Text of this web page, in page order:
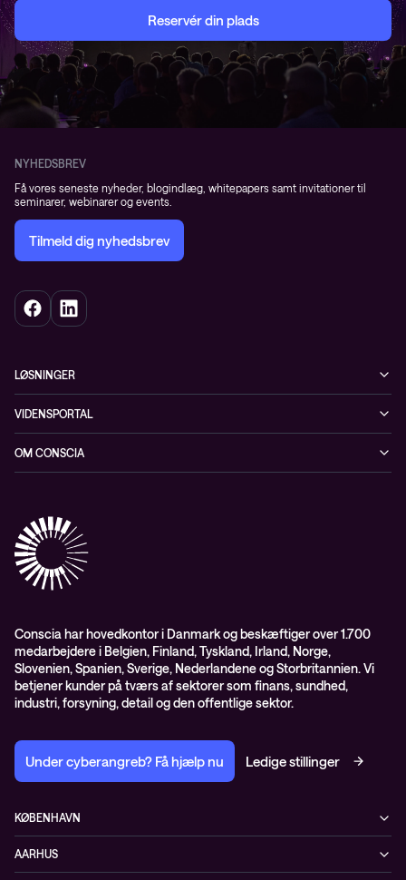
Reservér din plads
NYHEDSBREV
Få vores seneste nyheder, blogindlæg, whitepapers samt invitationer til
seminarer, webinarer og events.
Tilmeld dig nyhedsbrev
LØSNINGER
Netværk
Datacenter & Cloud
Observability
Conscia Managed Services
Conscia Services
VIDENSPORTAL
Events
Videoer
Whitepapers
OM CONSCIA
Partnere
Presserum
ISO certifikater
Proces for kundeklager
Salgs- og leveringsbetingelser
Selskabsoplysninger og SKI-rammeaftale
Conscia har hovedkontor i Danmark og beskæftiger over 1.700
medarbejdere i Belgien, Finland, Tyskland, Irland, Norge,
Slovenien, Spanien, Sverige, Nederlandene og Storbritannien. Vi
betjener kunder på tværs af sektorer som finans, sundhed,
industri, forsyning, detail og den offentlige sektor.
Under cyberangreb? Få hjælp nu Ledige stillinger
KØBENHAVN
2100 København Ø
AARHUS